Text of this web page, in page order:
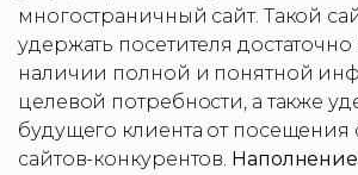
многостраничный сайт. Такой
удержать посетителя
наличии полной и понятной
целевой потребности, а также
будущего клиента от посещения
сайтов-конкурентов. Наполнение